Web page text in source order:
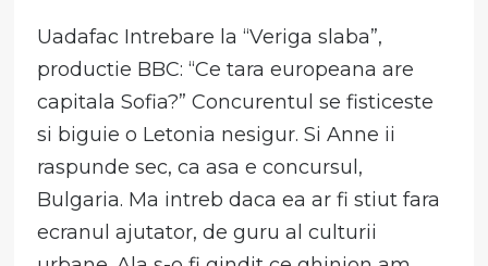
Uadafac Intrebare la “Veriga slaba”,
productie BBC: “Ce tara europeana are
capitala Sofia?” Concurentul se fisticeste
si biguie o Letonia nesigur. Si Anne ii
raspunde sec, ca asa e concursul,
Bulgaria. Ma intreb daca ea ar fi stiut fara
ecranul ajutator, de guru al culturii